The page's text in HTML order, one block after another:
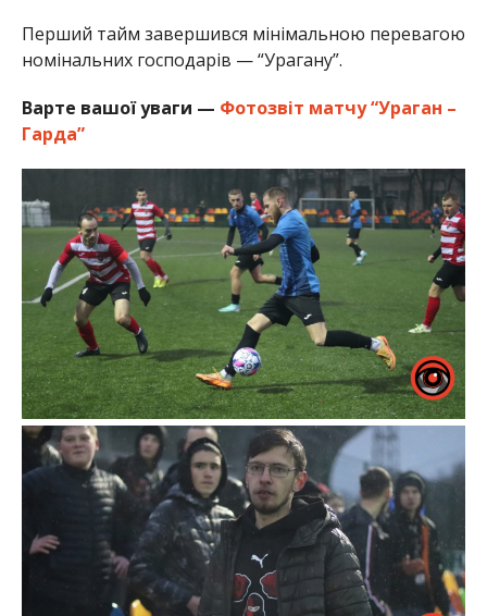
Перший тайм завершився мінімальною перевагою
номінальних господарів — “Урагану”.
Варте вашої уваги — Фотозвіт матчу “Ураган –
Гарда”